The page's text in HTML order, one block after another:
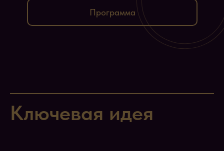
Программа
Ключевая идея